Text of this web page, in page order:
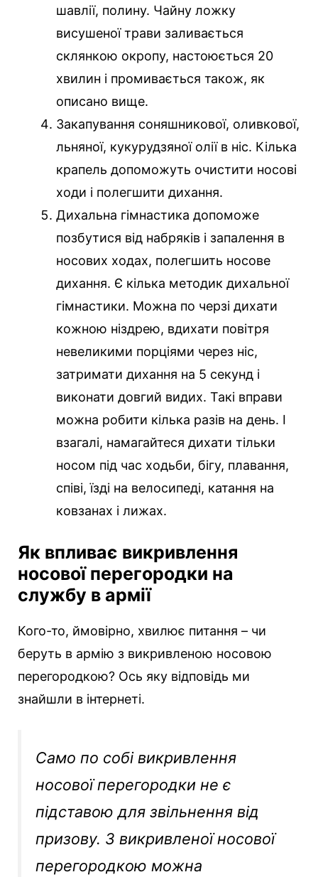
шавлії, полину. Чайну ложку
висушеної трави заливається
склянкою окропу, настоюється 20
хвилин і промивається також, як
описано вище.
Закапування соняшникової, оливкової,
льняної, кукурудзяної олії в ніс. Кілька
крапель допоможуть очистити носові
ходи і полегшити дихання.
Дихальна гімнастика допоможе
позбутися від набряків і запалення в
носових ходах, полегшить носове
дихання. Є кілька методик дихальної
гімнастики. Можна по черзі дихати
кожною ніздрею, вдихати повітря
невеликими порціями через ніс,
затримати дихання на 5 секунд і
виконати довгий видих. Такі вправи
можна робити кілька разів на день. І
взагалі, намагайтеся дихати тільки
носом під час ходьби, бігу, плавання,
співі, їзді на велосипеді, катання на
ковзанах і лижах.
Як впливає викривлення
носової перегородки на
службу в армії
Кого-то, ймовірно, хвилює питання – чи
беруть в армію з викривленою носовою
перегородкою? Ось яку відповідь ми
знайшли в інтернеті.
Само по собі викривлення
носової перегородки не є
підставою для звільнення від
призову. З викривленої носової
перегородкою можна